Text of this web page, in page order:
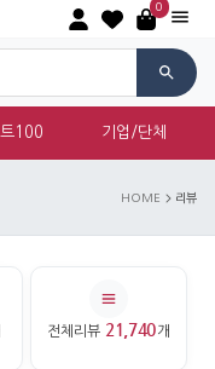
0
100 기업/단체
HOME 리뷰
전체리뷰 21,740개